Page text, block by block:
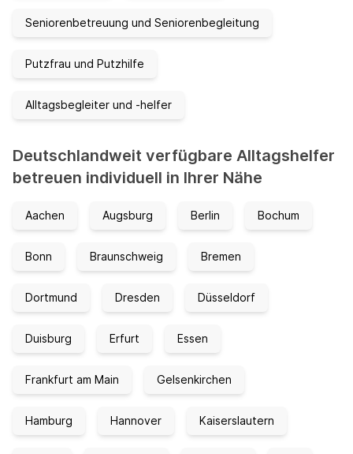
Seniorenbetreuung und Seniorenbegleitung
Putzfrau und Putzhilfe
Alltagsbegleiter und -helfer
Deutschlandweit verfügbare Alltagshelfer
betreuen individuell in Ihrer Nähe
Aachen Augsburg Berlin Bochum
Bonn Braunschweig Bremen
Dortmund Dresden Düsseldorf
Duisburg Erfurt Essen
Frankfurt am Main Gelsenkirchen
Hamburg Hannover Kaiserslautern